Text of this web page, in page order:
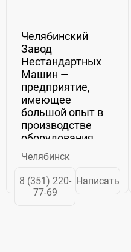
Челябинский
Завод
Нестандартных
Машин —
предприятие,
имеющее
большой опыт в
производстве
оборудования
гидромеханизации,
изготовлении
металлоконструкций,
комплектующих
Челябинск
8 (351) 220-
77-69
Написать